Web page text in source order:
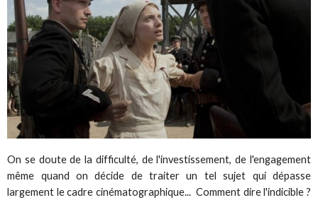
On se doute de la difficulté, de l'investissement, de l'engagement
même quand on décide de traiter un tel sujet qui dépasse
largement le cadre cinématographique... Comment dire l'indicible ?